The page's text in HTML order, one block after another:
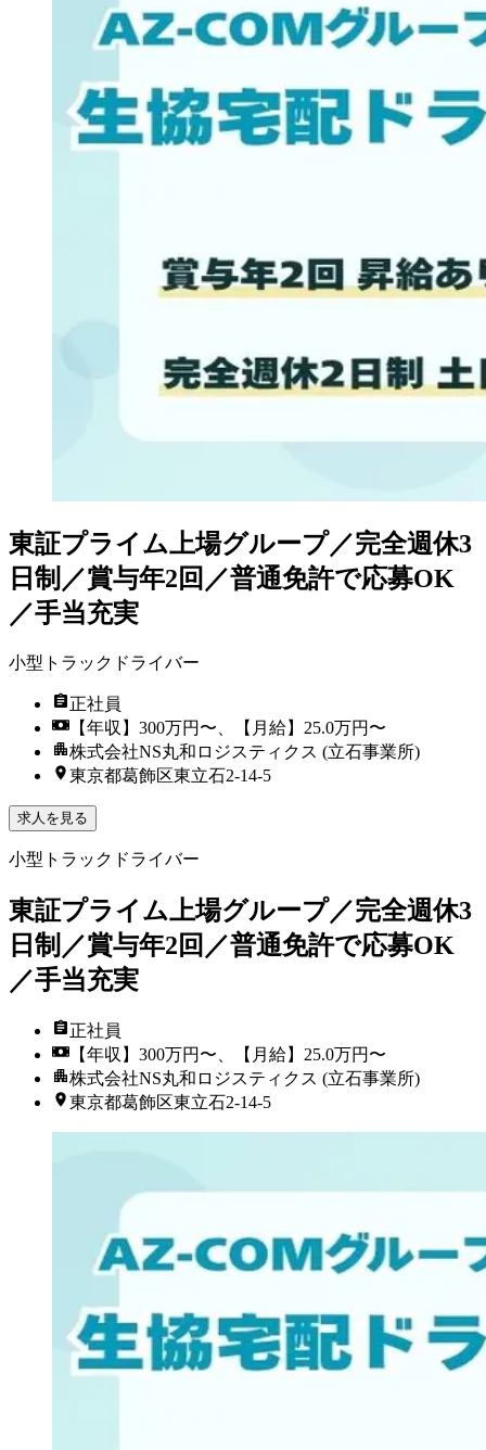
東証プライム上場グループ／完全週休3
日制／賞与年2回／普通免許で応募OK
／手当充実
小型トラックドライバー
正社員
【年収】300万円〜、【月給】25.0万円〜
株式会社NS丸和ロジスティクス (立石事業所)
東京都葛飾区東立石2-14-5
求人を見る
小型トラックドライバー
東証プライム上場グループ／完全週休3
日制／賞与年2回／普通免許で応募OK
／手当充実
正社員
【年収】300万円〜、【月給】25.0万円〜
株式会社NS丸和ロジスティクス (立石事業所)
東京都葛飾区東立石2-14-5